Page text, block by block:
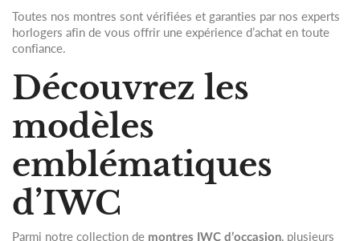
Toutes nos montres sont vérifiées et garanties par nos experts
horlogers afin de vous offrir une expérience d’achat en toute
confiance.
Découvrez les
modèles
emblématiques
d’IWC
Parmi notre collection de montres IWC d’occasion, plusieurs